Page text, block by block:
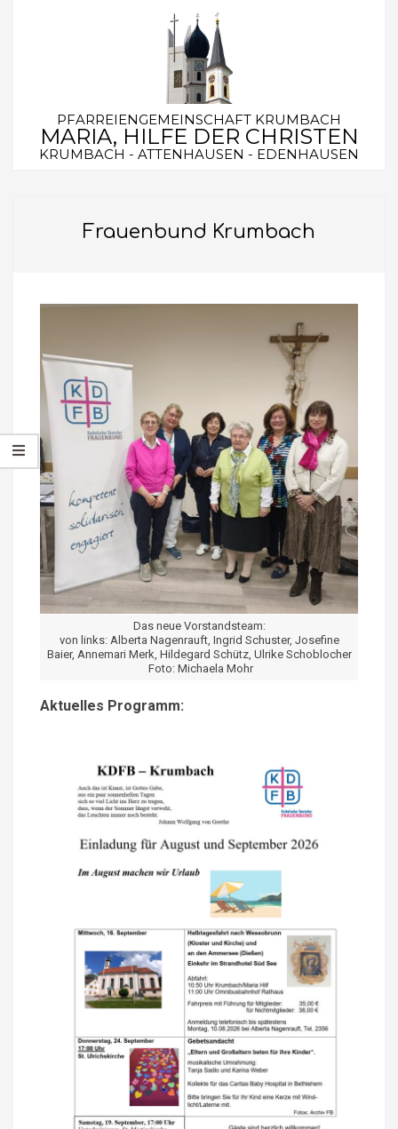
PFARREIENGEMEINSCHAFT KRUMBACH
MARIA, HILFE DER CHRISTEN
KRUMBACH - ATTENHAUSEN - EDENHAUSEN
Frauenbund Krumbach
Das neue Vorstandsteam:
von links: Alberta Nagenrauft, Ingrid Schuster, Josefine
Baier, Annemari Merk, Hildegard Schütz, Ulrike Schoblocher
Foto: Michaela Mohr
Aktuelles Programm: